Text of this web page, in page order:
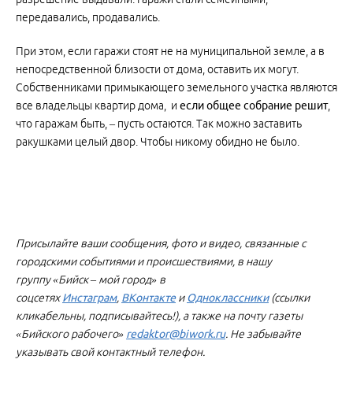
передавались, продавались.
При этом, если гаражи стоят не на муниципальной земле, а в
непосредственной близости от дома, оставить их могут.
Собственниками примыкающего земельного участка являются
все владельцы квартир дома, и если общее собрание решит,
что гаражам быть, – пусть остаются. Так можно заставить
ракушками целый двор. Чтобы никому обидно не было.
Присылайте ваши сообщения, фото и видео, связанные с
городскими событиями и происшествиями, в нашу
группу «Бийск – мой город» в
соцсетяхИнстаграм, ВКонтактеиОдноклассники(ссылки
кликабельны, подписывайтесь!), а также на почту газеты
«Бийского рабочего» redaktor@biwork.ru. Не забывайте
указывать свой контактный телефон.